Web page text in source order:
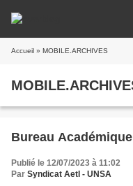
Accueil » MOBILE.ARCHIVES
Bureau
Publié le 12/07/2023 à 11:02
Par Syndicat AetI - UNSA